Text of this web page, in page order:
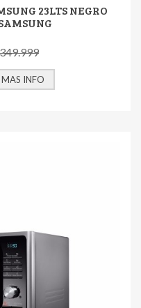
23LTS NEGRO
MAS INFO